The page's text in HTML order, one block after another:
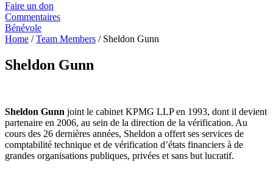
Faire un don
Commentaires
Bénévole
Home /Team Members / Sheldon Gunn
Sheldon Gunn
Sheldon Gunn joint le cabinet KPMG LLP en 1993, dont il devient
partenaire en 2006, au sein de la direction de la vérification. Au
cours des 26 dernières années, Sheldon a offert ses services de
comptabilité technique et de vérification d’états financiers à de
grandes organisations publiques, privées et sans but lucratif.